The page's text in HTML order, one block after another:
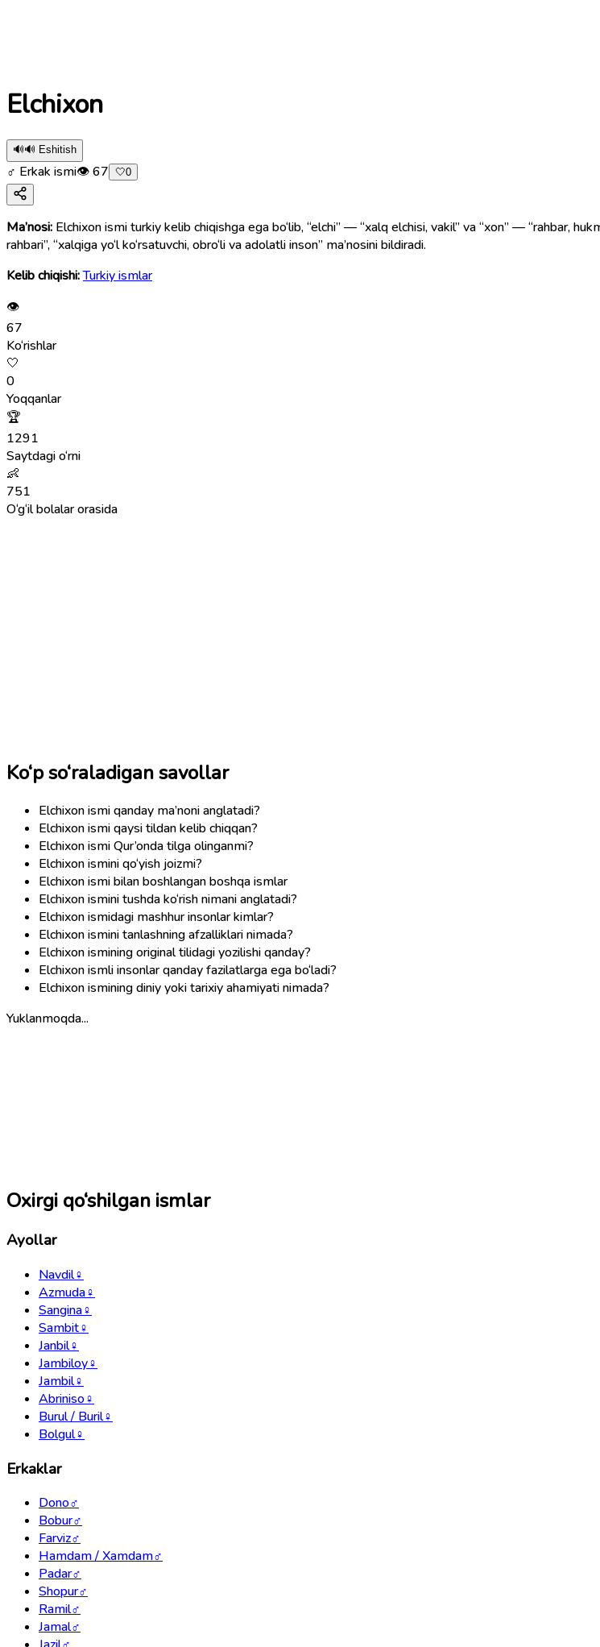
Elchixon
🔊🔊 Eshitish
♂ Erkak ismi👁67 🤍0
Ma’nosi: Elchixon ismi turkiy kelib chiqishga ega bo‘lib, “elchi” — “xalq elchisi, vakil” va “xon” — “rahbar,
rahbari”, “xalqiga yo‘l ko‘rsatuvchi, obro‘li va adolatli inson” ma’nosini bildiradi.
Kelib chiqishi:Turkiy ismlar
👁
67
Ko‘rishlar
🤍
0
Yoqqanlar
🏆
1291
Saytdagi o‘rni
👶
751
O‘g‘il bolalar orasida
Ko‘p so‘raladigan savollar
Elchixon ismi qanday ma’noni anglatadi?
Elchixon ismi qaysi tildan kelib chiqqan?
Elchixon ismi Qur’onda tilga olinganmi?
Elchixon ismini qo‘yish joizmi?
Elchixon ismi bilan boshlangan boshqa ismlar
Elchixon ismini tushda ko‘rish nimani anglatadi?
Elchixon ismidagi mashhur insonlar kimlar?
Elchixon ismini tanlashning afzalliklari nimada?
Elchixon ismining original tilidagi yozilishi qanday?
Elchixon ismli insonlar qanday fazilatlarga ega bo‘ladi?
Elchixon ismining diniy yoki tarixiy ahamiyati nimada?
Yuklanmoqda...
Oxirgi qo‘shilgan ismlar
Ayollar
Navdil♀
Azmuda♀
Sangina♀
Sambit♀
Janbil♀
Jambiloy♀
Jambil♀
Abriniso♀
Burul / Buril♀
Bolgul♀
Erkaklar
Dono♂
Bobur♂
Farviz♂
Hamdam / Xamdam♂
Padar♂
Shopur♂
Ramil♂
Jamal♂